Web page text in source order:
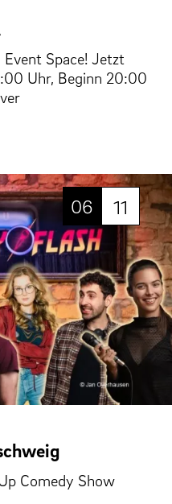
Event Space! Jetzt
Uhr, Beginn 20:00
06 11
Comedy Show